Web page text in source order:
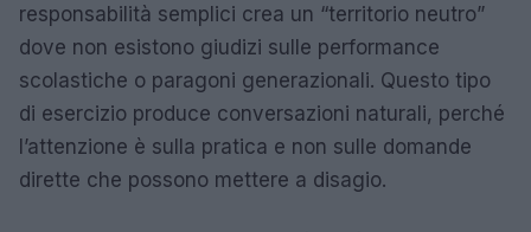
responsabilità semplici crea un “territorio neutro”
dove non esistono giudizi sulle performance
scolastiche o paragoni generazionali. Questo tipo
di esercizio produce conversazioni naturali, perché
l’attenzione è sulla pratica e non sulle domande
dirette che possono mettere a disagio.